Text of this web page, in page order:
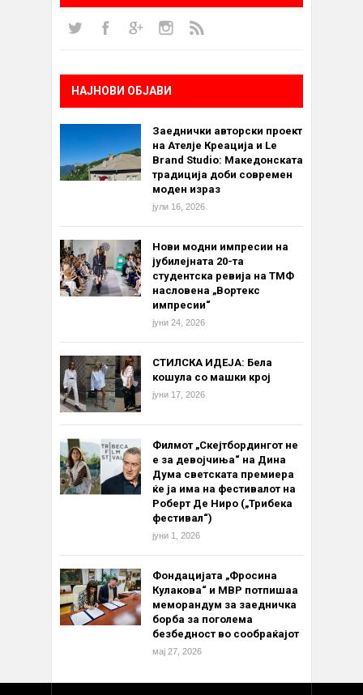
НАЈНОВИ ОБЈАВИ
Заеднички авторски проект
на Ателје Креација и Le
Brand Studio: Македонската
традиција доби современ
моден израз
јули 16, 2026
Нови модни импресии на
јубилејната 20-та
студентска ревија на ТМФ
насловена „Вортекс
импресии“
јуни 24, 2026
СТИЛСКА ИДЕЈА: Бела
кошула со машки крој
јуни 17, 2026
Филмот „Скејтбордингот не
е за девојчиња“ на Дина
Дума светската премиера
ќе ја има на фестивалот на
Роберт Де Ниро („Трибека
фестивал“)
јуни 1, 2026
Фондацијата „Фросина
Кулакова“ и МВР потпишаа
меморандум за заедничка
борба за поголема
безбедност во сообраќајот
мај 27, 2026